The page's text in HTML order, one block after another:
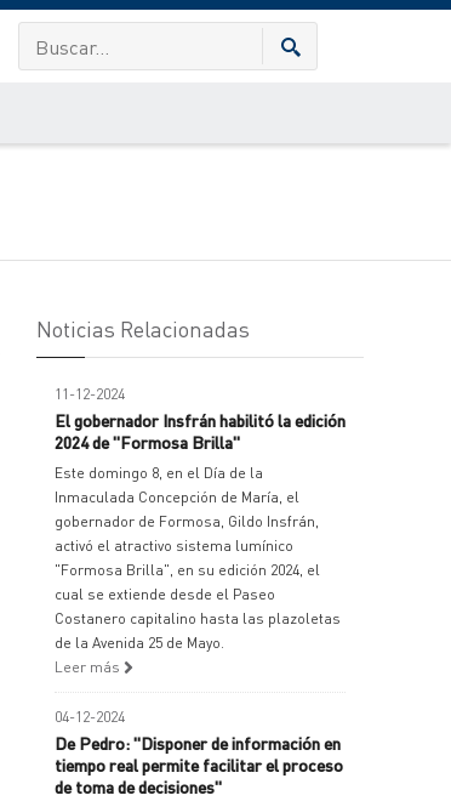
Noticias Relacionadas
11-12-2024
El gobernador Insfrán habilitó la edición
2024 de "Formosa Brilla"
Este domingo 8, en el Día de la
Inmaculada Concepción de María, el
gobernador de Formosa, Gildo Insfrán,
activó el atractivo sistema lumínico
"Formosa Brilla", en su edición 2024, el
cual se extiende desde el Paseo
Costanero capitalino hasta las plazoletas
de la Avenida 25 de Mayo.
Leer más
04-12-2024
De Pedro: "Disponer de información en
tiempo real permite facilitar el proceso
de toma de decisiones"